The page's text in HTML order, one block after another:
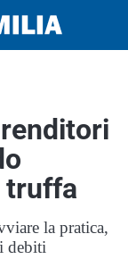
truffa
la pratica,
debiti